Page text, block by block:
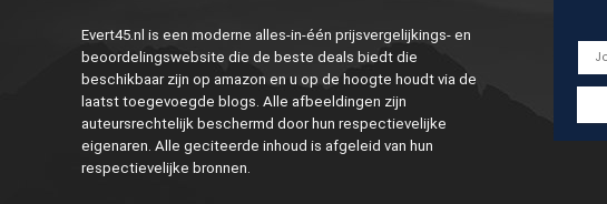
Evert45.nl is een moderne alles-in-één prijsvergelijkings- en
beoordelingswebsite die de beste deals biedt die
beschikbaar zijn op amazon en u op de hoogte houdt via de
laatst toegevoegde blogs. Alle afbeeldingen zijn
auteursrechtelijk beschermd door hun respectievelijke
eigenaren. Alle geciteerde inhoud is afgeleid van hun
respectievelijke bronnen.